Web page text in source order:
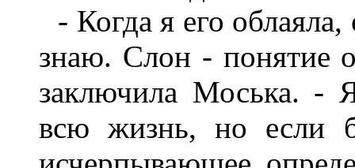
- Когда я его
знаю. Слон - понятие
заключила Моська. -
всю жизнь, но если